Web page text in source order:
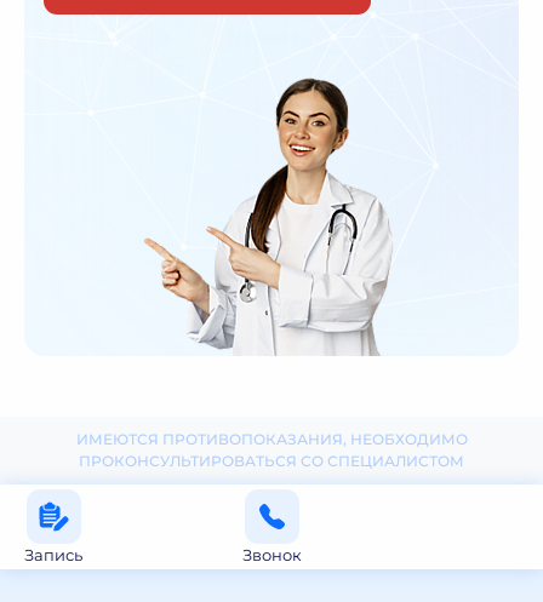
ИМЕЮТСЯ ПРОТИВОПОКАЗАНИЯ, НЕОБХОДИМО
ПРОКОНСУЛЬТИРОВАТЬСЯ СО СПЕЦИАЛИСТОМ
Запись Звонок